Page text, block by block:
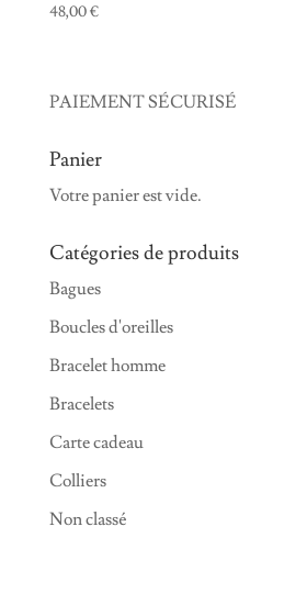
48,00€
PAIEMENT SÉCURISÉ
Panier
Votre panier est vide.
Catégories de produits
Bagues
Boucles d'oreilles
Bracelet homme
Bracelets
Carte cadeau
Colliers
Non classé